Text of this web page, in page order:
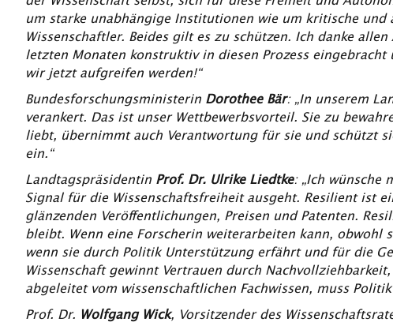
um starke unabhängige Institutionen wie um kritische und
Wissenschaftler. Beides gilt es zu schützen. Ich danke
letzten Monaten konstruktiv in diesen Prozess
wir jetzt aufgreifen werden!“
Bundesforschungsministerin Dorothee Bär: „In unserem
verankert. Das ist unser Wettbewerbsvorteil. Sie zu
liebt, übernimmt auch Verantwortung für sie und schützt
ein.“
Landtagspräsidentin Prof. Dr. Ulrike Liedtke: „Ich wünsche
Signal für die Wissenschaftsfreiheit ausgeht. Resilient ist
glänzenden Veröffentlichungen, Preisen und Patenten.
bleibt. Wenn eine Forscherin weiterarbeiten kann, obwohl
wenn sie durch Politik Unterstützung erfährt und für die
Wissenschaft gewinnt Vertrauen durch
abgeleitet vom wissenschaftlichen Fachwissen, muss Politik
Prof. Dr. Wolfgang Wick, Vorsitzender des